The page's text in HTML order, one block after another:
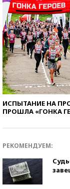
ИСПЫТАНИЕ НА
ПРОШЛА «ГОНКА
РЕКОМЕНДУЕМ: